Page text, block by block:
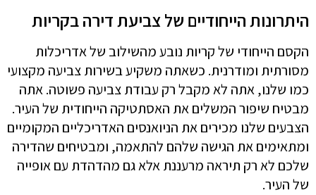
היתרונות הייחודיים של צביעת דירה בקריות
הקסם הייחודי של קריות נובע מהשילוב של אדריכלות
מסורתית ומודרנית. כשאתה משקיע בשירות צביעה מקצועי
כמו שלנו, אתה לא מקבל רק עבודת צביעה פשוטה. אתה
מבטיח שיפור המשלים את האסתטיקה הייחודית של העיר.
הצבעים שלנו מכירים את הניואנסים האדריכליים המקומיים
ומתאימים את הגישה שלהם להתאמה, ומבטיחים שהדירה
שלכם לא רק תיראה מרעננת אלא גם מהדהדת עם אופייה
של העיר.